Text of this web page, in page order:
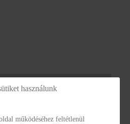
00003
használunk
működéséhez feltétlenül